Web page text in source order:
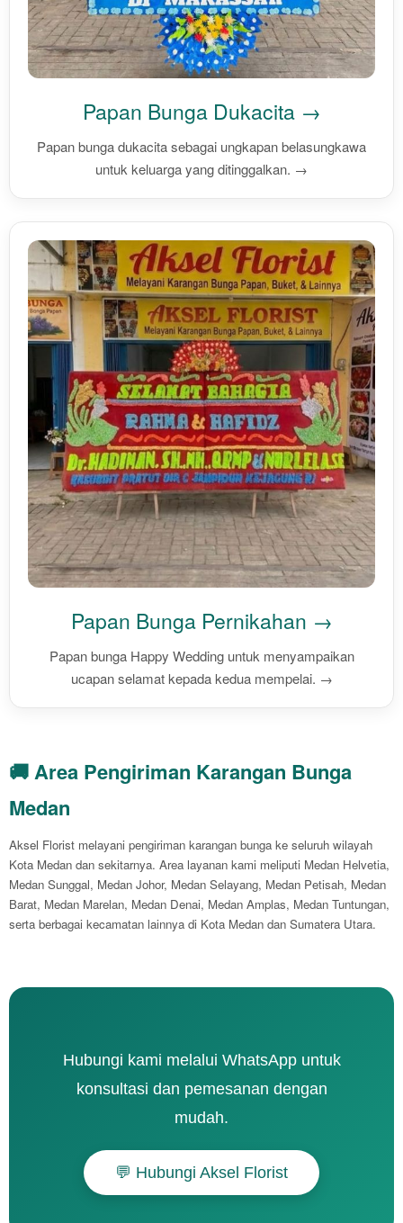
Papan Bunga Dukacita →
Papan bunga dukacita sebagai ungkapan belasungkawa
untuk keluarga yang ditinggalkan. →
Papan Bunga Pernikahan →
Papan bunga Happy Wedding untuk menyampaikan
ucapan selamat kepada kedua mempelai. →
🚚 Area Pengiriman Karangan Bunga
Medan
Aksel Florist melayani pengiriman karangan bunga ke seluruh wilayah
Kota Medan dan sekitarnya. Area layanan kami meliputi Medan Helvetia,
Medan Sunggal, Medan Johor, Medan Selayang, Medan Petisah, Medan
Barat, Medan Marelan, Medan Denai, Medan Amplas, Medan Tuntungan,
serta berbagai kecamatan lainnya di Kota Medan dan Sumatera Utara.
Hubungi kami melalui WhatsApp untuk
konsultasi dan pemesanan dengan
mudah.
💬 Hubungi Aksel Florist